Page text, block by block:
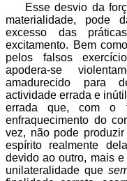
Esse desvio da
materialidade, pode
excesso das
excitamento. Bem
pelos falsos
apodera-se
amadurecido para
actividade errada e
errada que, com o
enfraquecimento do
vez, não pode
espírito realmente
devido ao outro, mais
unilateralidade que